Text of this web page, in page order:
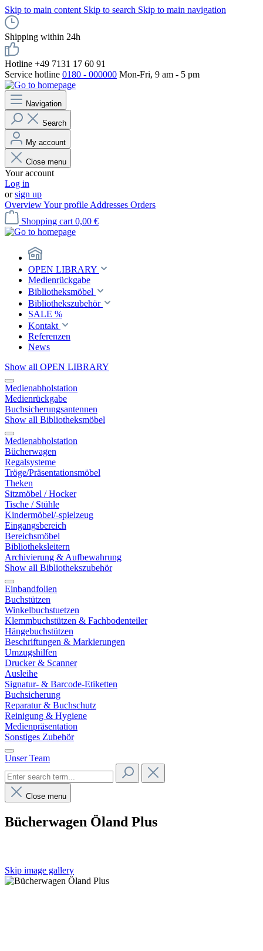
Skip to main content Skip to search Skip to main navigation
Shipping within 24h
Hotline +49 7131 17 60 91
Service hotline 0180 - 000000 Mon-Fri, 9 am - 5 pm
Navigation
Search
My account
Close menu
Your account
Log in
orsign up
OverviewYour profile Addresses Orders
Shopping cart 0,00 €
OPEN LIBRARY
Medienrückgabe
Bibliotheksmöbel
Bibliothekszubehör
SALE %
Kontakt
Referenzen
News
Show all OPEN LIBRARY
Medienabholstation
Medienrückgabe
Buchsicherungsantennen
Show all Bibliotheksmöbel
Medienabholstation
Bücherwagen
Regalsysteme
Tröge/Präsentationsmöbel
Theken
Sitzmöbel / Hocker
Tische / Stühle
Kindermöbel/-spielzeug
Eingangsbereich
Bereichsmöbel
Bibliotheksleitern
Archivierung & Aufbewahrung
Show all Bibliothekszubehör
Einbandfolien
Buchstützen
Winkelbuchstuetzen
Klemmbuchstützen & Fachbodenteiler
Hängebuchstützen
Beschriftungen & Markierungen
Umzugshilfen
Drucker & Scanner
Ausleihe
Signatur- & Barcode-Etiketten
Buchsicherung
Reparatur & Buchschutz
Reinigung & Hygiene
Medienpräsentation
Sonstiges Zubehör
Unser Team
Close menu
Bücherwagen Öland Plus
Skip image gallery